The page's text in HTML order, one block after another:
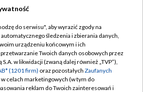
TVP
TVP
Regulamin TVP
Polityka prywatności
Moje zgody
do serwisu", aby wyrazić zgody na
śledzenia i zbierania danych,
urządzeniu końcowym i ich
Twoich danych osobowych przez
w likwidacji (zwaną dalej również „TVP”),
(1201 firm) oraz pozostałych Zaufanych
w celach marketingowych (w tym do
reklam do Twoich zainteresowań i